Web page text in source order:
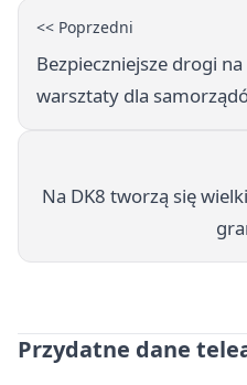
<< Poprzedni
Bezpieczniejsze drogi
warsztaty dla
Na DK8 tworzą się
Przydatne dane